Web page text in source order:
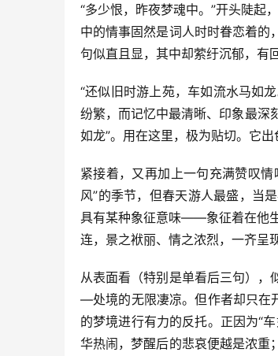
“多少恨，昨夜梦魂中。”开头陡起
中的情事固然是词人时时眷恋着的
句似直且显，其中却萦纡沉郁，有
“还似旧时游上苑，车如流水马如
纷繁，而记忆中最清晰、印象最深
如龙”。用在这里，极为贴切。它
紧接着，又再加上一句充满赞叹
风”的季节，但春天游人最盛，当
具有某种象征意味——象征着在他生
连，景之袱丽、情之浓烈，一齐呈
从表面看（特别是单看后三句），
—处境的无限凄凉。但作者却只在
的梦境进行有力的反托。正因为“
华热闹，梦醒后的悲哀便越是浓重